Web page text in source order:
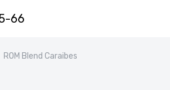
66
ROM Blend Caraibes